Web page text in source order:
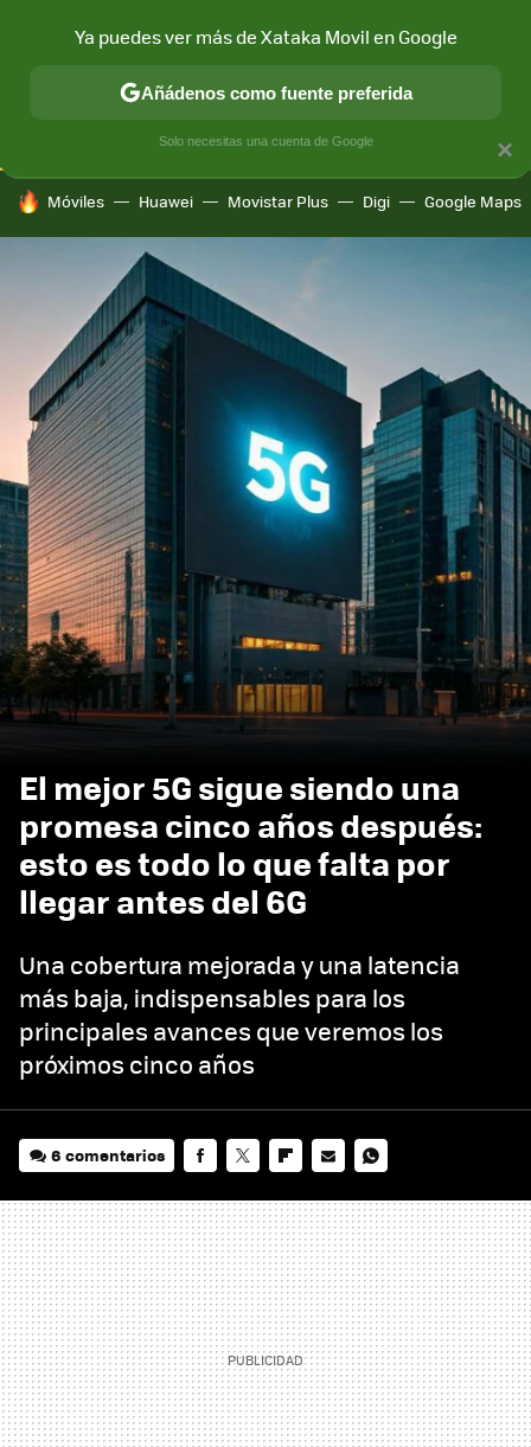
CONECTIVIDAD MÓVIL Y SOCIEDAD APLICACIONES
HOY SE HABLA DE
Móviles Huawei Movistar Plus Digi Google Maps
El mejor 5G sigue siendo una
promesa cinco años después:
esto es todo lo que falta por
llegar antes del 6G
Una cobertura mejorada y una latencia
más baja, indispensables para los
principales avances que veremos los
próximos cinco años
6 comentarios
MAIL
×
Ya puedes ver más de Xataka Movil en Google
Añádenos como fuente preferida
Solo necesitas una cuenta de Google